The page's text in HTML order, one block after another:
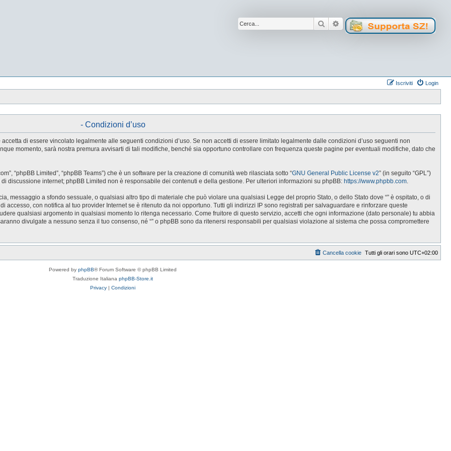
Cerca Ricerca avanzata
Login
Iscriviti
- Condizioni d’uso
accetta di essere vincolato legalmente alle seguenti condizioni d’uso. Se non accetti di essere limitato legalmente dalle condizioni d’uso seguenti non
momento, sarà nostra premura avvisarti di tali modifiche, benché sia opportuno controllare con frequenza queste pagine per eventuali modifiche, dato che
“phpBB Limited”, “phpBB Teams”) che è un software per la creazione di comunità web rilasciata sotto “GNU General Public License v2” (in seguito “GPL”)
discussione internet; phpBB Limited non è responsabile dei contenuti e della gestione. Per ulteriori informazioni su phpBB: https://www.phpbb.com.
messaggio a sfondo sessuale, o qualsiasi altro tipo di materiale che può violare una qualsiasi Legge del proprio Stato, o dello Stato dove “” è ospitato, o di
accesso, con notifica al tuo provider Internet se è ritenuto da noi opportuno. Tutti gli indirizzi IP sono registrati per salvaguardare e rinforzare queste
qualsiasi argomento in qualsiasi momento lo ritenga necessario. Come fruitore di questo servizio, accetti che ogni informazione (dato personale) tu abbia
divulgate a nessuno senza il tuo consenso, né “” o phpBB sono da ritenersi responsabili per qualsiasi violazione al sistema che possa compromettere
Tutti gli orari sono UTC+02:00
Cancella cookie
Powered by phpBB® Forum Software © phpBB Limited
Traduzione Italiana phpBB-Store.it
Privacy | Condizioni